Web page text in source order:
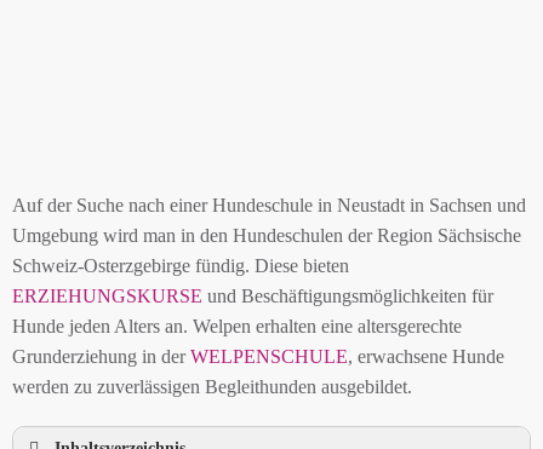
Auf der Suche nach einer Hundeschule in Neustadt in Sachsen und
Umgebung wird man in den Hundeschulen der Region Sächsische
Schweiz-Osterzgebirge fündig. Diese bieten
ERZIEHUNGSKURSE und Beschäftigungsmöglichkeiten für
Hunde jeden Alters an. Welpen erhalten eine altersgerechte
Grunderziehung in derWELPENSCHULE, erwachsene Hunde
werden zu zuverlässigen Begleithunden ausgebildet.